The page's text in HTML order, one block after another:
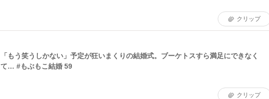
クリップ
「もう笑うしかない」予定が狂いまくりの結婚式。ブーケトスすら満足にできなく
て… #もぶもこ結婚 59
クリップ